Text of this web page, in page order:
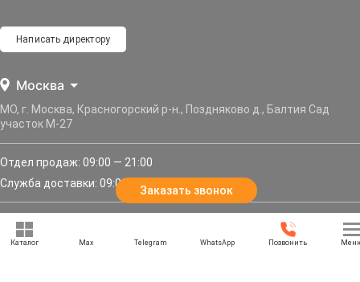
Москва
МО, г. Москва, Красногорский р-н., Поздняково д., Балтия Сад
участок М-27
Отдел продаж: 09:00 — 21:00
Служба доставки: 09:00 — 21:00
Написать директору
Задать вопрос
Заказать звонок
Каталог Max Telegram WhatsApp Позвонить